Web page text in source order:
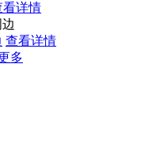
看详情
查看详情
多